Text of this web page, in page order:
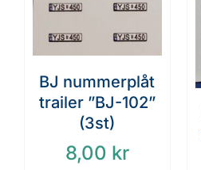
BJ nummerplåt
trailer ”BJ-102”
(3st)
8,00 kr